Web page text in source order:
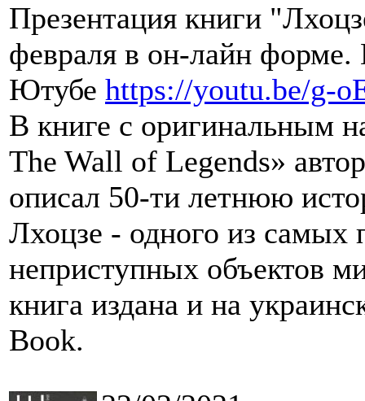
Презентация книги
февраля в он-лайн
Ютубе https://youtu.be/g-
В книге с оригинальным
The Wall of Legends»
описал 50-ти летнюю
Лхоцзе - одного из самых
неприступных объектов
книга издана и на
Book.